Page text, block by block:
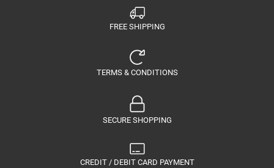
FREE SHIPPING
TERMS & CONDITIONS
SECURE SHOPPING
CREDIT / DEBIT CARD PAYMENT